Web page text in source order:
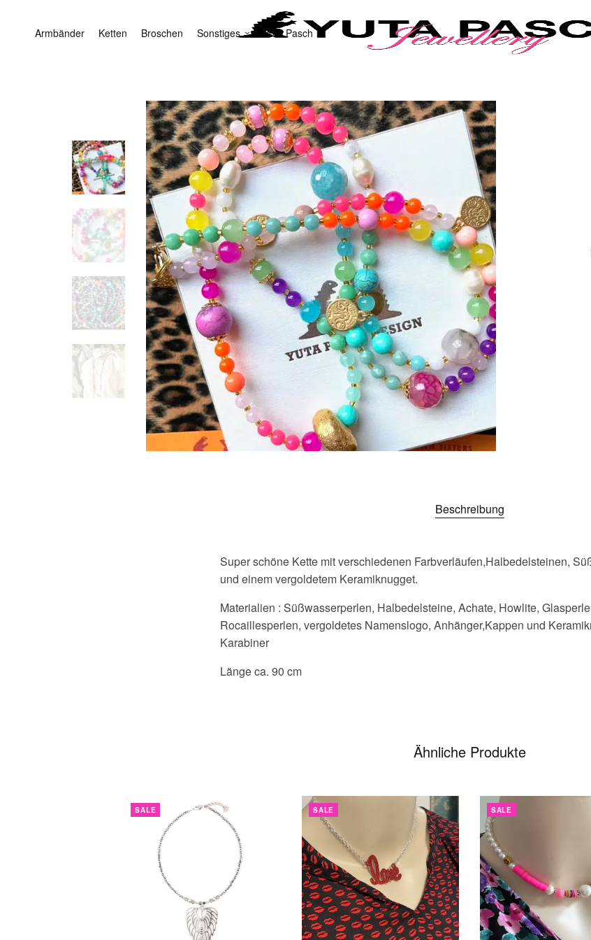
Armbänder Ketten Broschen Sonstiges Yuta Pasch
Beschreibung
Super schöne Kette mit verschiedenen Farbverläufen,Halbedelsteinen,
und einem vergoldetem Keramiknugget.
Materialien : Süßwasserperlen, Halbedelsteine, Achate, Howlite,
Rocaillesperlen, vergoldetes Namenslogo, Anhänger,Kappen und
Karabiner
Länge ca. 90 cm
Ähnliche Produkte
SALE SALE SALE